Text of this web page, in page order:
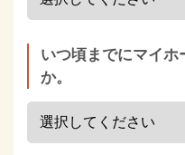
いつ頃までにマイ
か。